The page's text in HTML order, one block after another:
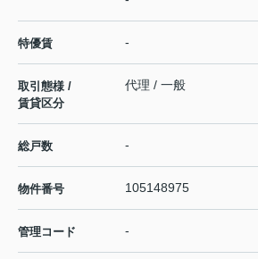
特優賃 -
取引態様 /
賃貸区分
代理 / 一般
総戸数 -
物件番号 105148975
管理コード -